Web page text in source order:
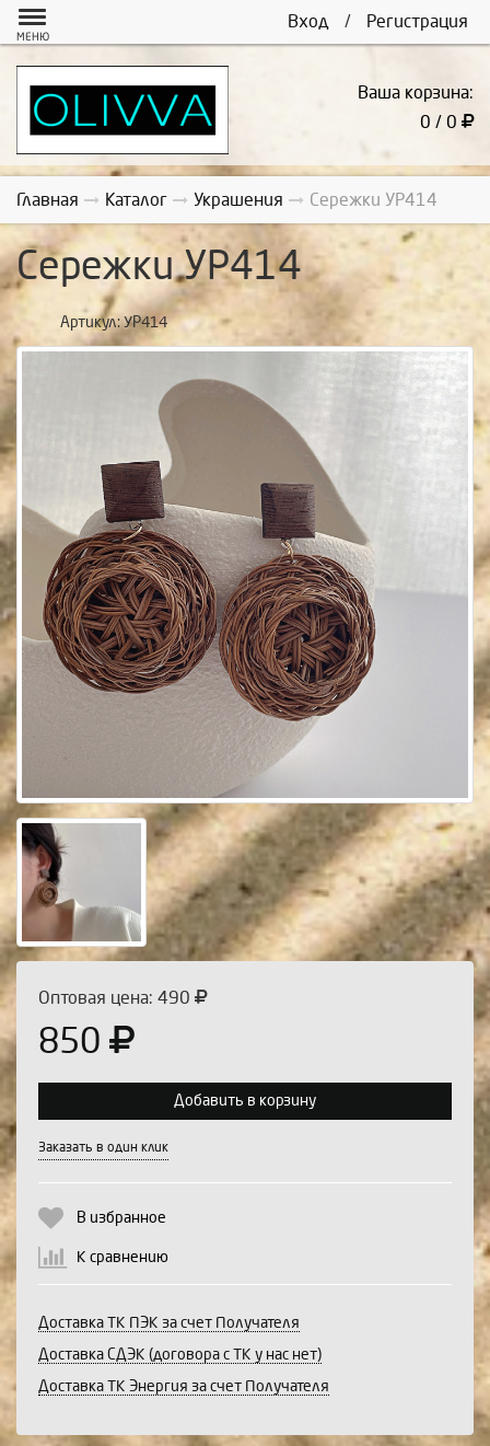
Вход / Регистрация
МЕНЮ
Ваша корзина:
0 / 0
Главная Каталог Украшения Сережки УР414
Сережки УР414
Артикул:УР414
Оптовая цена: 490
850
Выберите количество:
Добавить в корзину
Заказать в один клик
В избранное
К сравнению
Доставка ТК ПЭК за счет Получателя
Доставка СДЭК (договора с ТК у нас нет)
Доставка ТК Энергия за счет Получателя